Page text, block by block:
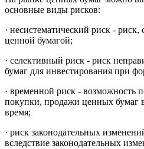
основные виды рисков:
· несистематический риск -
ценной бумагой;
· селективный риск - риск
бумаг для инвестирования при
· временной риск - возможность
покупки, продажи ценных бумаг
время;
· риск законодательных
вследствие законодательных